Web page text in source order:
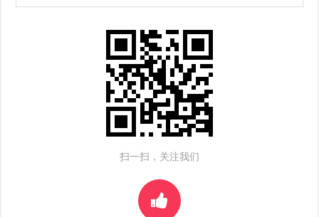
扫一扫，关注我们